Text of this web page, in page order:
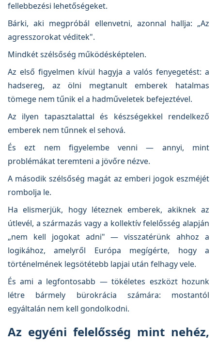
fellebbezési lehetőségeket.
Bárki, aki megpróbál ellenvetni, azonnal hallja: „Az
agresszorokat véditek".
Mindkét szélsőség működésképtelen.
Az első figyelmen kívül hagyja a valós fenyegetést: a
hadsereg, az ölni megtanult emberek hatalmas
tömege nem tűnik el a hadműveletek befejeztével.
Az ilyen tapasztalattal és készségekkel rendelkező
emberek nem tűnnek el sehová.
És ezt nem figyelembe venni — annyi, mint
problémákat teremteni a jövőre nézve.
A második szélsőség magát az emberi jogok eszméjét
rombolja le.
Ha elismerjük, hogy léteznek emberek, akiknek az
útlevél, a származás vagy a kollektív felelősség alapján
„nem kell jogokat adni" — visszatérünk ahhoz a
logikához, amelyről Európa megígérte, hogy a
történelmének legsötétebb lapjai után felhagy vele.
És ami a legfontosabb — tökéletes eszközt hozunk
létre bármely bürokrácia számára: mostantól
egyáltalán nem kell gondolkodni.
Az egyéni felelősség mint nehéz,